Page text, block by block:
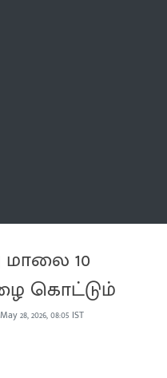
10
கொட்டும்
May 28, 2026, 08:05 IST